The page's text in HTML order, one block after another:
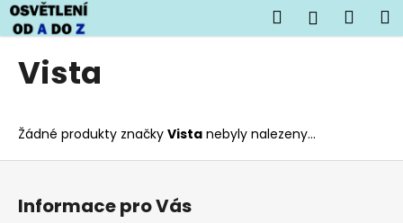
Přejít
na
obsah
Hledat
Vista
Žádné produkty značky Vista nebyly nalezeny...
K
o
o
p
o
t
ř
Z
Informace pro Vás